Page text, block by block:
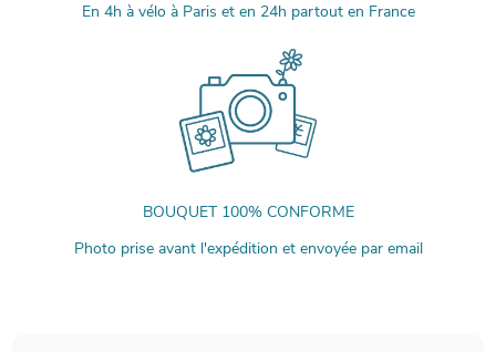
En 4h à vélo à Paris et en 24h partout en France
BOUQUET 100% CONFORME
Photo prise avant l'expédition et envoyée par email